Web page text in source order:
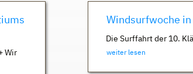
Wir
Windsurfwoche
Die Surffahrt der 10.
weiter lesen